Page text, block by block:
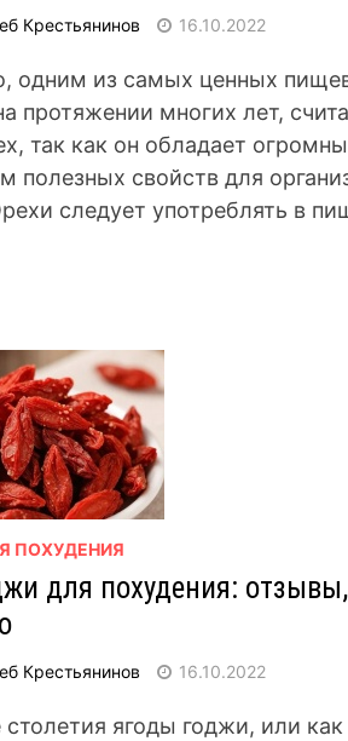
Крестьянинов 16.10.2022
одним из самых ценных
протяжении многих лет,
так как он обладает
полезных свойств для
следует употреблять в
ПОХУДЕНИЯ
для похудения: отзывы,
Крестьянинов 16.10.2022
ягоды годжи, или как